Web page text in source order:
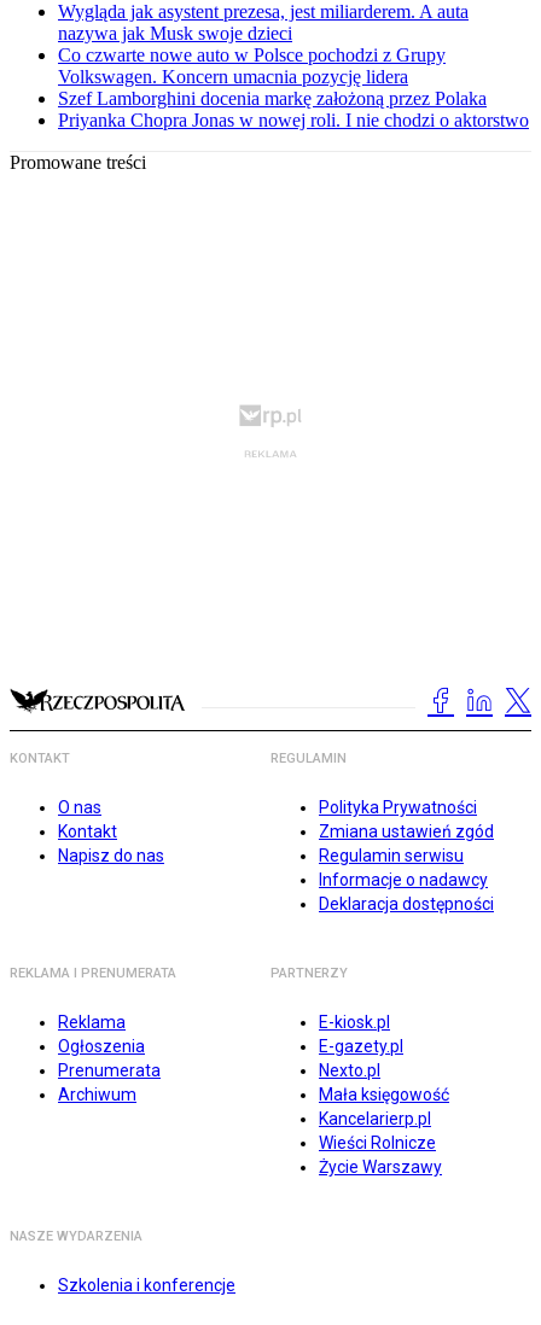
Wygląda jak asystent prezesa, jest miliarderem. A auta
nazywa jak Musk swoje dzieci
Co czwarte nowe auto w Polsce pochodzi z Grupy
Volkswagen. Koncern umacnia pozycję lidera
Szef Lamborghini docenia markę założoną przez Polaka
Priyanka Chopra Jonas w nowej roli. I nie chodzi o aktorstwo
Promowane treści
KONTAKT
O nas
Kontakt
Napisz do nas
REGULAMIN
Polityka Prywatności
Zmiana ustawień zgód
Regulamin serwisu
Informacje o nadawcy
Deklaracja dostępności
REKLAMA I PRENUMERATA
Reklama
Ogłoszenia
Prenumerata
Archiwum
PARTNERZY
E-kiosk.pl
E-gazety.pl
Nexto.pl
Mała księgowość
Kancelarierp.pl
Wieści Rolnicze
Życie Warszawy
NASZE WYDARZENIA
Szkolenia i konferencje